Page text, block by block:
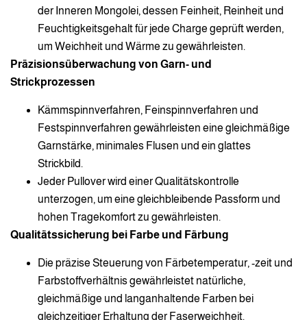
der Inneren Mongolei, dessen Feinheit, Reinheit und
Feuchtigkeitsgehalt für jede Charge geprüft werden,
um Weichheit und Wärme zu gewährleisten.
Präzisionsüberwachung von Garn- und
Strickprozessen
Kämmspinnverfahren, Feinspinnverfahren und
Festspinnverfahren gewährleisten eine gleichmäßige
Garnstärke, minimales Flusen und ein glattes
Strickbild.
Jeder Pullover wird einer Qualitätskontrolle
unterzogen, um eine gleichbleibende Passform und
hohen Tragekomfort zu gewährleisten.
Qualitätssicherung bei Farbe und Färbung
Die präzise Steuerung von Färbetemperatur, -zeit und
Farbstoffverhältnis gewährleistet natürliche,
gleichmäßige und langanhaltende Farben bei
gleichzeitiger Erhaltung der Faserweichheit.